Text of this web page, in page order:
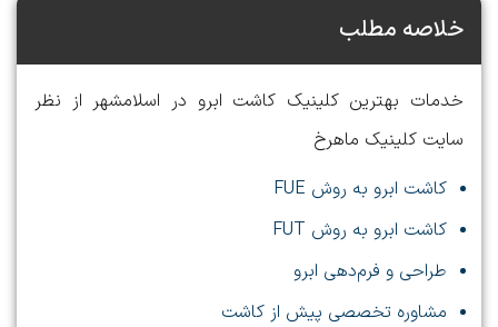
خلاصه مطلب
خدمات بهترین کلینیک کاشت ابرو در اسلامشهر از نظر
سایت کلینیک ماهرخ
کاشت ابرو به روش FUE
کاشت ابرو به روش FUT
طراحی و فرم‌دهی ابرو
مشاوره تخصصی پیش از کاشت